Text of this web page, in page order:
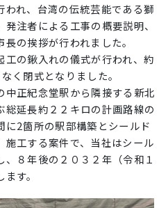
れ、 台湾の伝統芸能である獅
発注者による工事の概要説明、
の挨拶が行われました。
の鍬入れの儀式が行われ、約
く閉式となりました。
中正紀念堂駅から隣接する新北
延長約２２キロの計画路線の
に2箇所の駅部構築とシールド
施工する案件で、当社はシール
、８年後の２０３ ２ 年（令和１
す。